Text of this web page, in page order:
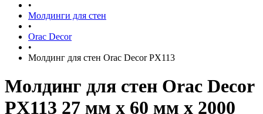
•
Молдинги для стен
•
Orac Decor
•
Молдинг для стен Orac Decor PX113
Молдинг для стен Orac Decor
PX113 27 мм х 60 мм х 2000